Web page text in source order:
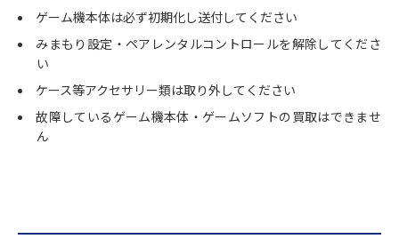
ゲーム機本体は必ず初期化し送付してください
みまもり設定・ペアレンタルコントロールを解除してくださ
い
ケース等アクセサリー類は取り外してください
故障しているゲーム機本体・ゲームソフトの買取はできませ
ん